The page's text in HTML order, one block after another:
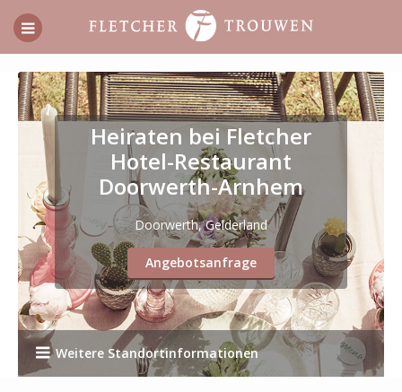
Heiraten bei Fletcher
Hotel-Restaurant
Doorwerth-Arnhem
Doorwerth, Gelderland
Angebotsanfrage
Weitere Standortinformationen